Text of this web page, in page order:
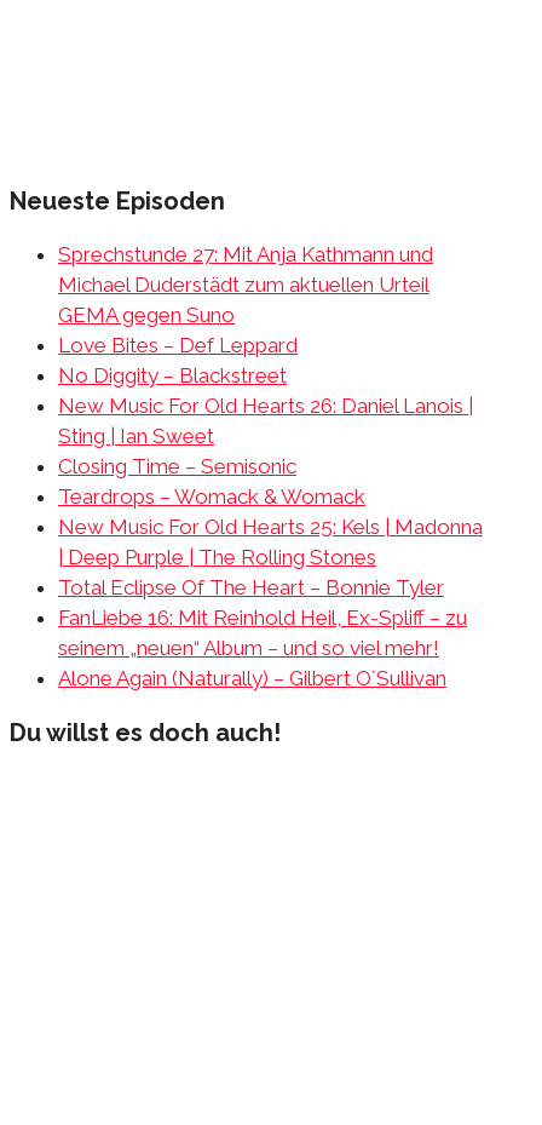
Neueste Episoden
Sprechstunde 27: Mit Anja Kathmann und
Michael Duderstädt zum aktuellen Urteil
GEMA gegen Suno
Love Bites – Def Leppard
No Diggity – Blackstreet
New Music For Old Hearts 26: Daniel Lanois |
Sting | Ian Sweet
Closing Time – Semisonic
Teardrops – Womack & Womack
New Music For Old Hearts 25: Kels | Madonna
| Deep Purple | The Rolling Stones
Total Eclipse Of The Heart – Bonnie Tyler
FanLiebe 16: Mit Reinhold Heil, Ex-Spliff – zu
seinem „neuen“ Album – und so viel mehr!
Alone Again (Naturally) – Gilbert O´Sullivan
Du willst es doch auch!